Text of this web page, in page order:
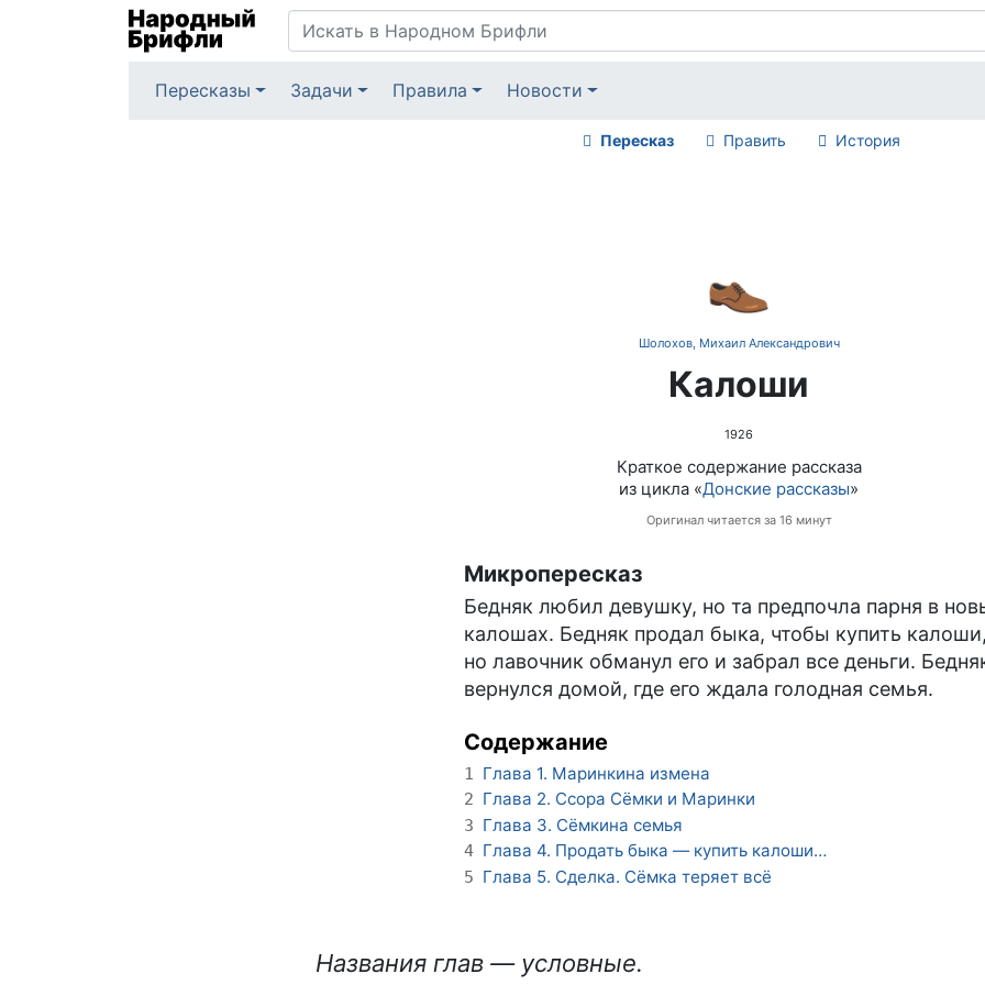
Пересказы Задачи Правила Новости
Пересказ Править История
👞
Шолохов, Михаил Александрович
Калоши
1926
Краткое содержание рассказа
из цикла «Донские рассказы»
Оригинал читается за 16 минут
Микропересказ
Бедняк любил девушку, но та предпочла парня в
калошах. Бедняк продал быка, чтобы купить калоши,
но лавочник обманул его и забрал все деньги.
вернулся домой, где его ждала голодная семья.
Содержание
1 Глава 1. Маринкина измена
2 Глава 2. Ссора Сёмки и Маринки
3 Глава 3. Сёмкина семья
4 Глава 4. Продать быка — купить калоши…
5 Глава 5. Сделка. Сёмка теряет всё
Названия глав — условные.